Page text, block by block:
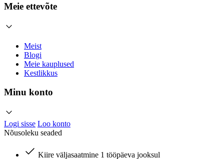
Meie ettevõte
Meist
Blogi
Meie kauplused
Kestlikkus
Minu konto
Logi sisse Loo konto
Nõusoleku seaded
Kiire väljasaatmine 1 tööpäeva jooksul